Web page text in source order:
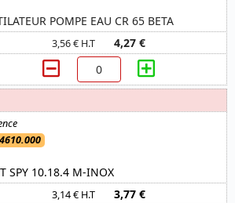
POMPE EAU CR 65 BETA
3,56 € H.T 4,27 €
SPY 10.18.4 M-INOX
3,14 € H.T 3,77 €